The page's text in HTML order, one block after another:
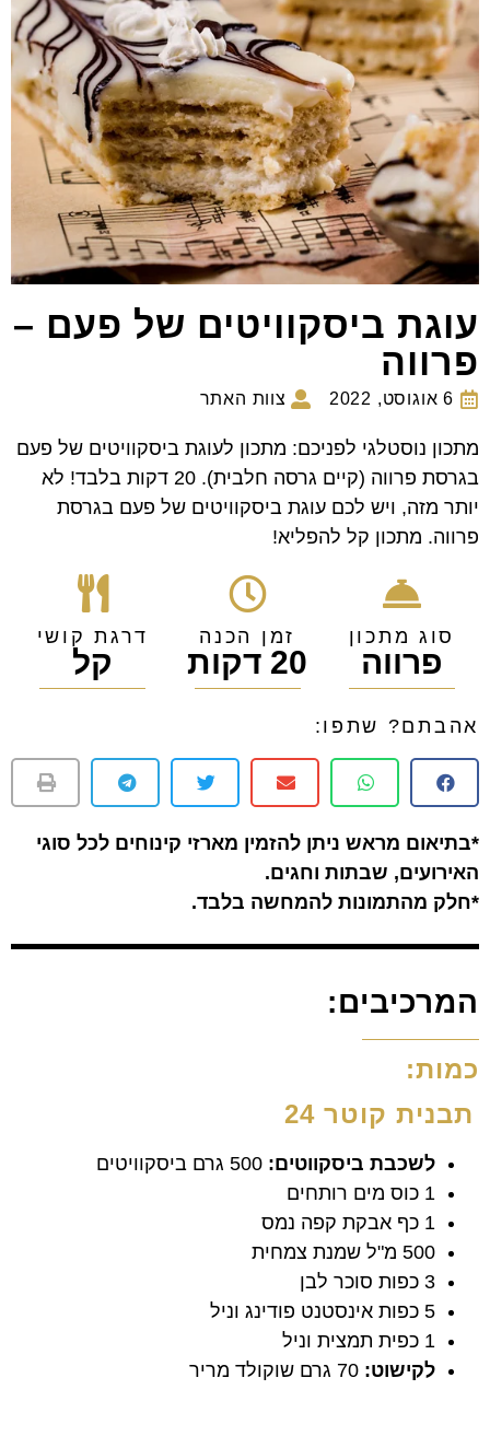
עוגת ביסקוויטים של פעם –
פרווה
6 אוגוסט, 2022 צוות האתר
מתכון נוסטלגי לפניכם: מתכון לעוגת ביסקוויטים של פעם
בגרסת פרווה (קיים גרסה חלבית). 20 דקות בלבד! לא
יותר מזה, ויש לכם עוגת ביסקוויטים של פעם בגרסת
פרווה. מתכון קל להפליא!
סוג מתכון
פרווה
זמן הכנה
20 דקות
דרגת קושי
קל
אהבתם? שתפו:
*בתיאום מראש ניתן להזמין מארזי קינוחים לכל סוגי
האירועים, שבתות וחגים.
*חלק מהתמונות להמחשה בלבד.
המרכיבים:
כמות:
תבנית קוטר 24
לשכבת ביסקווטים: 500 גרם ביסקוויטים
1 כוס מים רותחים
1 כף אבקת קפה נמס
500 מ"ל שמנת צמחית
3 כפות סוכר לבן
5 כפות אינסטנט פודינג וניל
1 כפית תמצית וניל
לקישוט: 70 גרם שוקולד מריר